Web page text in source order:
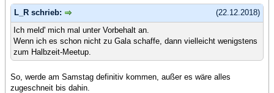
(22.12.2018)
L_R schrieb:
Ich meld' mich mal unter Vorbehalt an.
Wenn ich es schon nicht zu Gala schaffe, dann vielleicht wenigstens
zum Halbzeit-Meetup.
So, werde am Samstag definitiv kommen, außer es wäre alles
zugeschneit bis dahin.